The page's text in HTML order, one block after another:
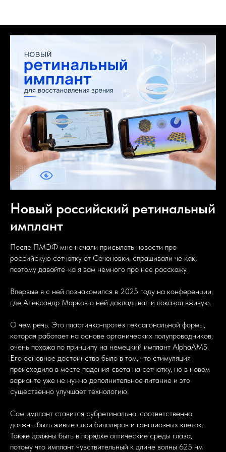
Новый российский ретинальный
имплант
После ПМЭФ мне начали присылать новости про
российскую сетчатку от Сеченовки, спрашивали че как,
поэтому давайте-ка я вам немного про нее расскажу.
Впервые я с ней познакомился в 2025 году на конференции,
где Александр Марков о ней докладывал и показал вживую.
О чем речь. Это пластинка-протез гексагональной формы,
которая работает на основе органических полупроводников,
очень похожа по принципу на немецкий имплант AlphaAMS.
Его основное достоинство было в том, что стимуляция
происходила в месте падения света на сетчатку, но в новом
варианте уже не нужно дополнительное питание и это
существенно улучшает технологию.
Сам имплант ставится субретинально, соответственно
должны быть живые слои биполяров и ганглиозных клеток.
Также должны быть в порядке оптические среды глаза,
потому что имплант чувствительный к длине волны 625 нм